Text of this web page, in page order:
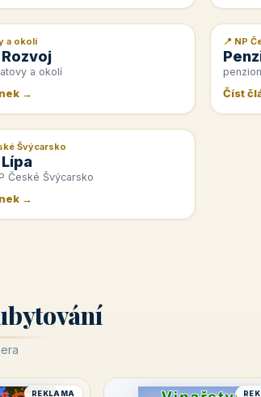
a okolí
a okolí
→
📰 PR
📍 NP
Číst
Švýcarsko
České Švýcarsko
→
REKLAMA